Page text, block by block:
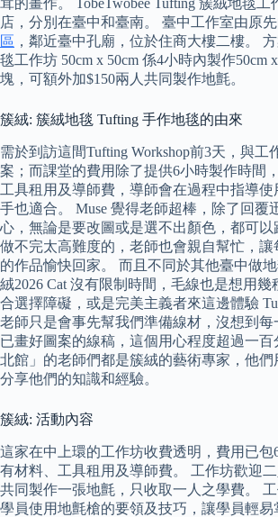
茸的畫作。 TobeTwobee Tufting 簇絨地毯
店，分別在臺中和臺南。 臺中工作室由原
區 ，鄰近臺中孔廟，位於住商大樓二樓。
毯工作坊 50cm x 50cm 係4小時內製作50cm
塊，可額外加$150兩人共同製作地氈。
簇絨: 簇絨地毯 Tufting 手作地毯的由來
需於到訪這間Tufting Workshop前3天，與工
案；而課堂的費用除了提供6小時製作時間
工具租用及導師費，導師會在過程中指導
手也適合。 Muse 覺得老師超棒，除了回覆
心，無論是要改圖或是選不出顏色，都可
做不完太高難度的，老師也會親自幫忙，讓
的作品愉快回家。 而且不同於其他臺中做
絨2026 Cat 沒有限制時間，毛線也是想用
合選擇障礙，或是完美主義者來這邊體驗
老師只是會事先幫我們準備線材，沒想到
已畫好圖案的線稿，這個用心程度超過一百
北館」的老師們都是簇絨的藝術專家，他
分享他們的知識和經驗。
簇絨: 活動內容
這家在中上環的工作坊收費透明，費用已
有材料、工具租用及導師費。 工作坊歡迎
共同製作一張地氈，只收取一人之學費。
學員使用地氈槍的要領及技巧，讓學員輕